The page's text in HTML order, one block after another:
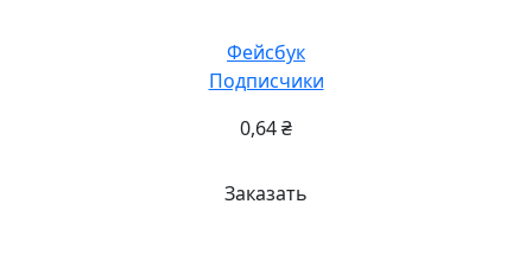
Фейсбук
Подписчики
0,64₴
Заказать